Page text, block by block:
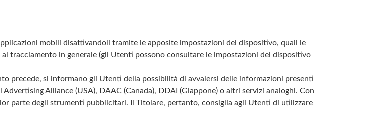
mobili disattivandoli tramite le apposite impostazioni del dispositivo, quali le
tracciamento in generale (gli Utenti possono consultare le impostazioni del dispositivo
precede, si informano gli Utenti della possibilità di avvalersi delle informazioni presenti
Alliance (USA), DAAC (Canada), DDAI (Giappone) o altri servizi analoghi. Con
parte degli strumenti pubblicitari. Il Titolare, pertanto, consiglia agli Utenti di utilizzare